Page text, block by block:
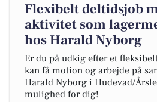
Flexibelt deltidsjob
aktivitet som
hos Harald Nyborg
Er du på udkig efter et
kan få motion og arbejde på
Harald Nyborg i Hudevad/
mulighed for dig!